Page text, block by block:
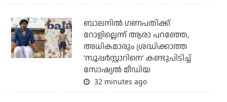
ബാലനില്‍ ഗണപതിക്ക്
റോളില്ലെന്ന് ആരാ പറഞ്ഞേ,
അധികമാരും ശ്രദ്ധിക്കാത്ത
'സൂപ്പര്‍സ്റ്റാറിനെ' കണ്ടുപിടിച്ച്
സോഷ്യല്‍ മീഡിയ
32 minutes ago